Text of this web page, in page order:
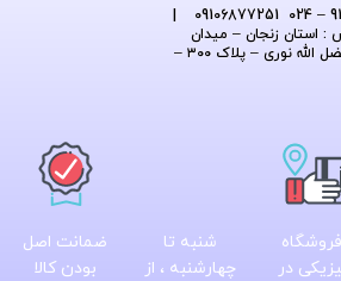
استان زنجان – میدان
ولیعصر – خیابان شیخ فضل الله نوری – پلاک ۳۰۰ –
فروشگاه
در
شنبه تا
چهارشنبه ، از
ضمانت اصل
بودن کالا